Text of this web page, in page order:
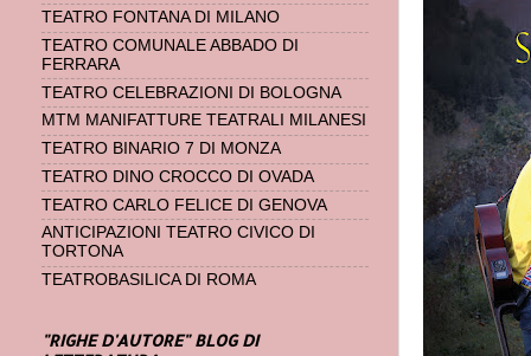
TEATRO FONTANA DI MILANO
TEATRO COMUNALE ABBADO DI
FERRARA
TEATRO CELEBRAZIONI DI BOLOGNA
MTM MANIFATTURE TEATRALI MILANESI
TEATRO BINARIO 7 DI MONZA
TEATRO DINO CROCCO DI OVADA
TEATRO CARLO FELICE DI GENOVA
ANTICIPAZIONI TEATRO CIVICO DI
TORTONA
TEATROBASILICA DI ROMA
"RIGHE D'AUTORE" BLOG DI